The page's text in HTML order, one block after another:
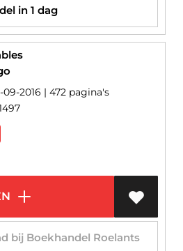
in 1 dag
2016 | 472 pagina's
bij Boekhandel Roelants